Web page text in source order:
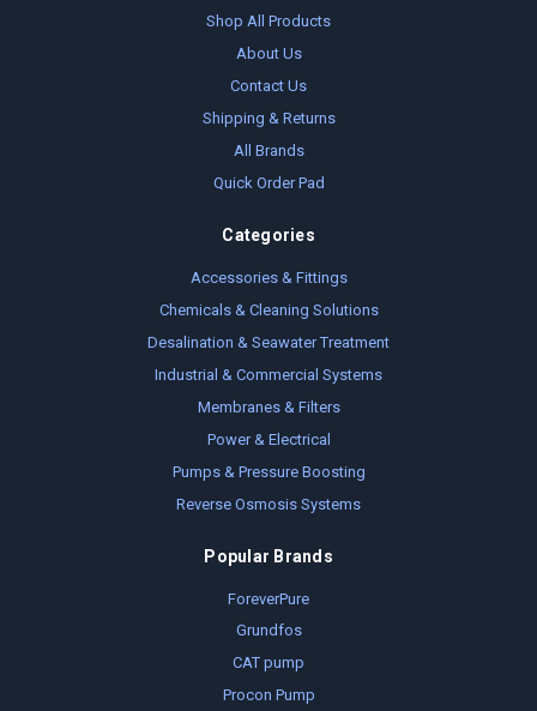
Shop All Products
About Us
Contact Us
Shipping & Returns
All Brands
Quick Order Pad
Categories
Accessories & Fittings
Chemicals & Cleaning Solutions
Desalination & Seawater Treatment
Industrial & Commercial Systems
Membranes & Filters
Power & Electrical
Pumps & Pressure Boosting
Reverse Osmosis Systems
Popular Brands
ForeverPure
Grundfos
CAT pump
Procon Pump